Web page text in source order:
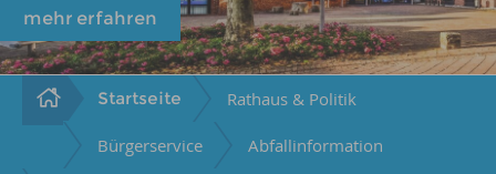
mehr erfahren
Startseite Rathaus & Politik
Bürgerservice Abfallinformation